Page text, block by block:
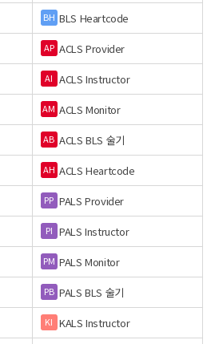
BH BLS Heartcode
AP ACLS Provider
AI ACLS Instructor
AM ACLS Monitor
AB ACLS BLS 술기
AH ACLS Heartcode
PP PALS Provider
PI PALS Instructor
PM PALS Monitor
PB PALS BLS 술기
KI KALS Instructor